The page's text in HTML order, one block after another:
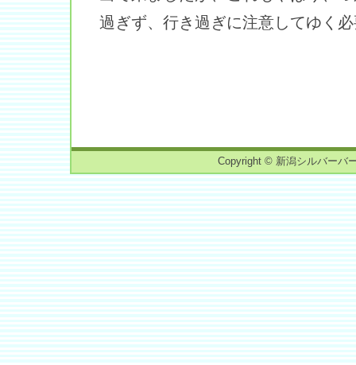
過ぎず、行き過ぎに注意してゆく
Copyright © 新潟シルバーバ